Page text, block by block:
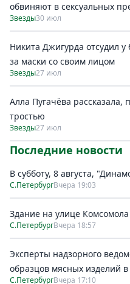
обвиняют в сексуальных
Звезды30 июл
Никита Джигурда отсудил
за маски со своим лицом
Звезды27 июл
Алла Пугачёва
тростью
Звезды27 июл
Последние новости
В субботу, 8 августа,
С.ПетербургВчера 19:03
Здание на улице
С.ПетербургВчера 18:57
Эксперты надзорного
образцов мясных изделий
С.ПетербургВчера 17:10